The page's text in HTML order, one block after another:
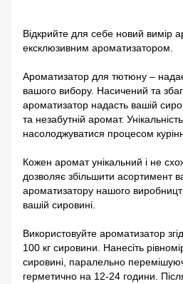
Відкрийте для себе новий вимір
ексклюзивним ароматизатором.
Ароматизатор для тютюну –
вашого вибору. Насичений та
ароматизатор надасть вашій
та незабутній аромат.
насолоджуватися процесом
Кожен аромат унікальний і не
дозволяє збільшити асортимент
ароматизатору нашого
вашій сировині.
Використовуйте ароматизатор
100 кг сировини. Нанесіть
сировині, паралельно
герметично на 12-24 години.